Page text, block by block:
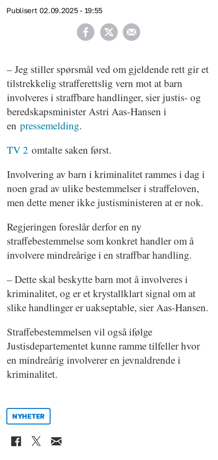
Publisert 02.09.2025 - 19:55
– Jeg stiller spørsmål ved om gjeldende rett gir et
tilstrekkelig strafferettslig vern mot at barn
involveres i straffbare handlinger, sier justis- og
beredskapsminister Astri Aas-Hansen i
en pressemelding.
TV 2 omtalte saken først.
Involvering av barn i kriminalitet rammes i dag i
noen grad av ulike bestemmelser i straffeloven,
men dette mener ikke justisministeren at er nok.
Regjeringen foreslår derfor en ny
straffebestemmelse som konkret handler om å
involvere mindreårige i en straffbar handling.
– Dette skal beskytte barn mot å involveres i
kriminalitet, og er et krystallklart signal om at
slike handlinger er uakseptable, sier Aas-Hansen.
Straffebestemmelsen vil også ifølge
Justisdepartementet kunne ramme tilfeller hvor
en mindreårig involverer en jevnaldrende i
kriminalitet.
NYHETER